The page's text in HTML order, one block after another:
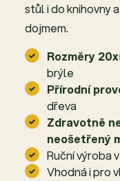
stůl i do knihovny
dojmem.
Rozměry
brýle
Přírodní
dřeva
Zdravotně
neošetřený
Ruční výroba
Vhodná i pro